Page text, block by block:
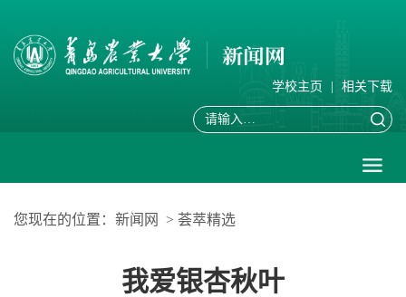
学校主页 相关下载
您现在的位置： 新闻网 > 荟萃精选
我爱银杏秋叶